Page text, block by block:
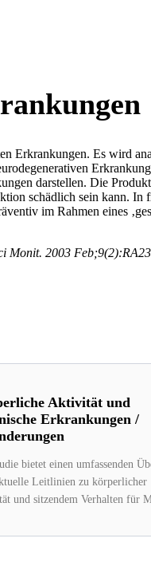
Erkrankungen. Es wird
darstellen. Die
schädlich sein kann. In
im Rahmen eines
Monit. 2003
Aktivität und
Erkrankungen /
bietet einen umfassenden
Leitlinien zu körperlicher
und sitzendem Verhalten für